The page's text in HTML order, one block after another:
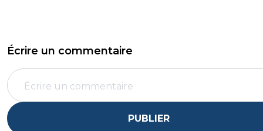
Écrire un commentaire
PUBLIER